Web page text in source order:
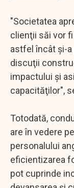
"Societatea
clienţii săi vor
astfel încât şi-
discuţii
impactului şi
capacităţilor",
Totodată,
are în vedere
personalului
eficientizarea
pot cuprinde